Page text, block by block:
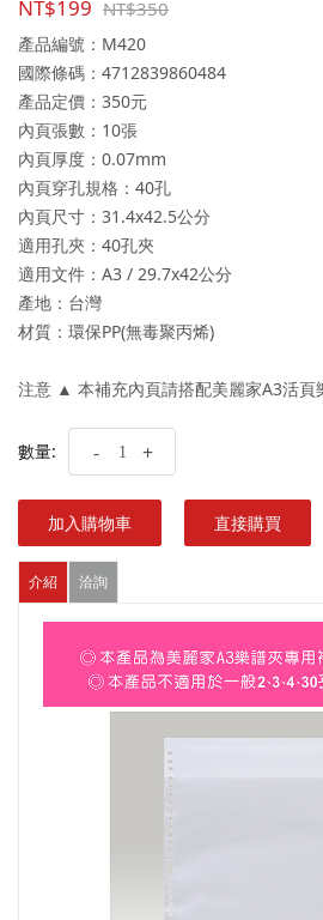
NT$199 NT$350
產品編號：M420
國際條碼：4712839860484
產品定價：350元
內頁張數：10張
內頁厚度：0.07mm
內頁穿孔規格：40孔
內頁尺寸：31.4x42.5公分
適用孔夾：40孔夾
適用文件：A3 / 29.7x42公分
產地：台灣
材質：環保PP(無毒聚丙烯)
注意 ▲ 本補充內頁請搭配美麗家A3活
數量: - +
加入購物車 直接購買
介紹 洽詢